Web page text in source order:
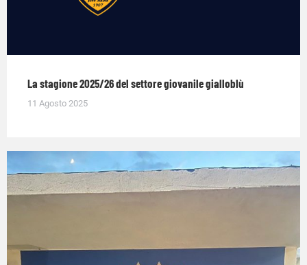
La stagione 2025/26 del settore giovanile gialloblù
11 Agosto 2025